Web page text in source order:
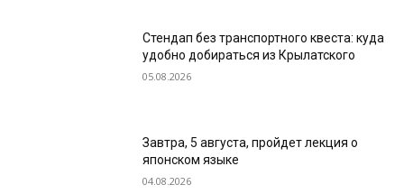
Стендап без транспортного квеста: куда
удобно добираться из Крылатского
05.08.2026
Завтра, 5 августа, пройдет лекция о
японском языке
04.08.2026